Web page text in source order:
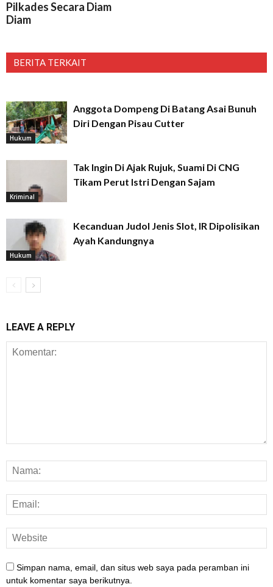
Pilkades Secara Diam
Diam
BERITA TERKAIT
Hukum
Anggota Dompeng Di Batang Asai Bunuh
Diri Dengan Pisau Cutter
Kriminal
Tak Ingin Di Ajak Rujuk, Suami Di CNG
Tikam Perut Istri Dengan Sajam
Hukum
Kecanduan Judol Jenis Slot, IR Dipolisikan
Ayah Kandungnya
LEAVE A REPLY
Simpan nama, email, dan situs web saya pada peramban ini
untuk komentar saya berikutnya.